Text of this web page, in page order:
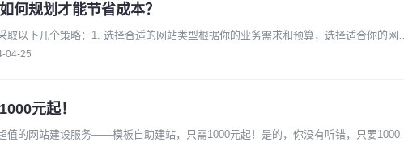
何规划才能节省成本？
取以下几个策略：1. 选择合适的网站类型根据你的业务需求和预算，选择适合你的网站
04-25
元起！
值的网站建设服务——模板自助建站，只需1000元起！是的，你没有听错，只要1000